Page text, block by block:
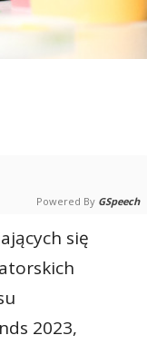
Powered By GSpeech
się
2023,